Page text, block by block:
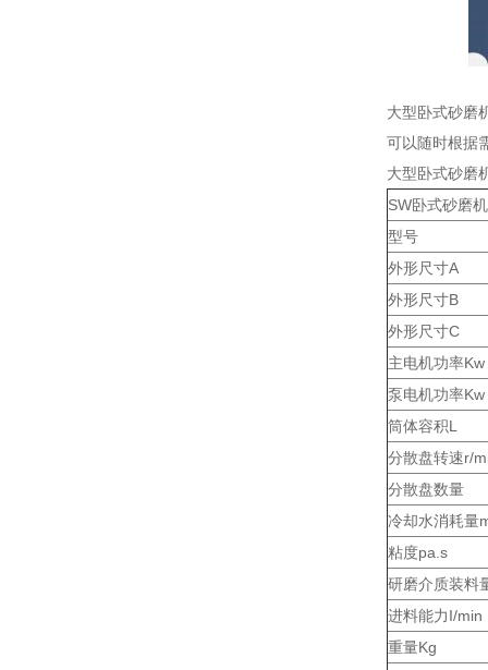
大型卧式砂磨
可以随时根据
大型卧式砂磨
SW
型号
外形尺寸A
外形尺寸B
外形尺寸C
主电机功率Kw
泵电机功率Kw
筒体容积L
分散盘转速r/
分散盘数量
冷却水消耗量
粘度pa.s
研磨介质装料
进料能力I/min
重量Kg